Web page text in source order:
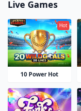
Live Games
10 Power Hot
Hot